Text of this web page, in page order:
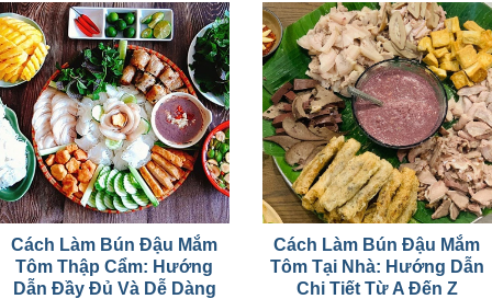
Cách Làm Bún Đậu Mắm
Tôm Thập Cẩm: Hướng
Dẫn Đầy Đủ Và Dễ Dàng
Cách Làm Bún Đậu Mắm
Tôm Tại Nhà: Hướng Dẫn
Chi Tiết Từ A Đến Z